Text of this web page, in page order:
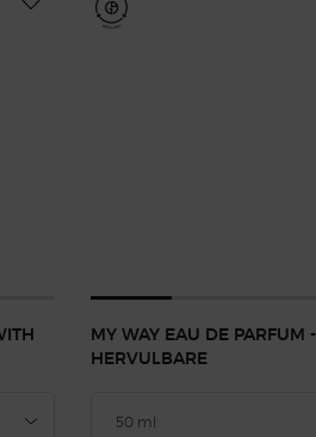
MY WAY EAU DE PARFUM -
HERVULBARE